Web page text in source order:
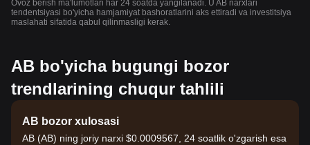
Ovoz berish ma'lumotlari har 24 soatda yangilanadi. U AB narxlari
tendentsiyasi bo'yicha hamjamiyat bashoratlarini aks ettiradi va investitsiya
maslahati sifatida qabul qilinmasligi kerak.
AB bo'yicha bugungi bozor
trendlarining chuqur tahlili
AB bozor xulosasi
AB (AB) ning joriy narxi $0.0009567, 24 soatlik o'zgarish esa